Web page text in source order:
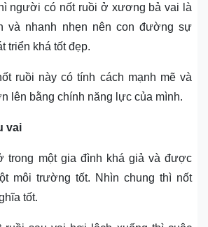
người có nốt ruồi ở xương bả vai là
và nhanh nhẹn nên con đường sự
triển khá tốt đẹp.
ruồi này có tính cách mạnh mẽ và
lên bằng chính năng lực của mình.
vai
trong một gia đình khá giả và được
môi trường tốt. Nhìn chung thì nốt
tốt.